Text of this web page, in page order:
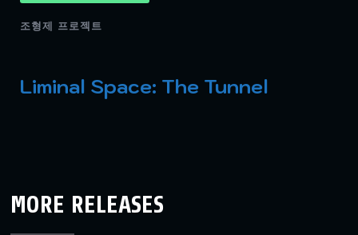
조형제 프로젝트
Liminal Space: The Tunnel
MORE RELEASES